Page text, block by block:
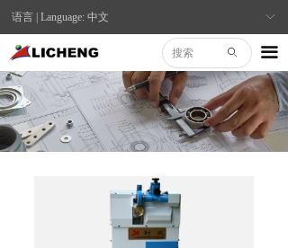
끀
ꀅ
语言 | Language: 中文
ꄙ